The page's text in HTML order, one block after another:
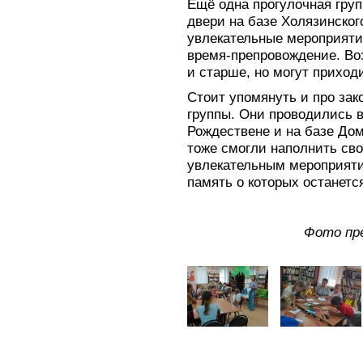
Ещё одна прогулочная
двери на базе
увлекательные
время-препровождение.
и старше, но могут
Стоит упомянуть и про
группы. Они проводились
Рождествене и на базе
тоже смогли наполнить
увлекательным
память о которых
Фото